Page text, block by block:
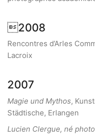
2008
Rencontres d’Arles
Lacroix
2007
Magie und Mythos,
Städtische, Erlangen
Lucien Clergue, né